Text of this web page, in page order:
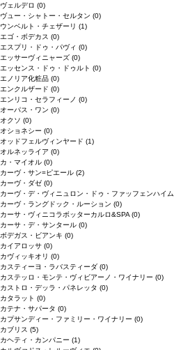
ヴェルデロ (0)
ヴュー・シャトー・セルタン (0)
ウンベルト・チェザーリ (1)
エゴ・ボデカス (0)
エスプリ・ドゥ・パヴィ (0)
エッサーヴィニャーズ (0)
エッセンス・ドゥ・ドゥルト (0)
エノリア化粧品 (0)
エンクルザード (0)
エンリコ・セラフィーノ (0)
オーパス・ワン (0)
オクソ (0)
オショネシー (0)
オッドフェルヴィンヤード (1)
オルネッライア (0)
カ・マイオル (0)
カーヴ・サン=ピエール (2)
カーヴ・ダゼ (0)
カーヴ・デ・ヴィニュロン・ドゥ・ファッフェンハイム
カーヴ・ラングドック・ルーション (0)
カーサ・ヴィニコラボッターカルロ&SPA (0)
カーサ・デ・サンタール (0)
ボデガス・ビアンキ (0)
カイアロッサ (0)
カヴィッキオリ (0)
カスティーヨ・ラバスティーダ (0)
カステッロ・モンテ・ヴィビアーノ・ワイナリー (0)
カストロ・デッラ・パネレッタ (0)
カタラット (0)
カテナ・サパータ (0)
カプサンディー・ファミリー・ワイナリー (0)
カブリス (5)
カヘティ・カンパニー (1)